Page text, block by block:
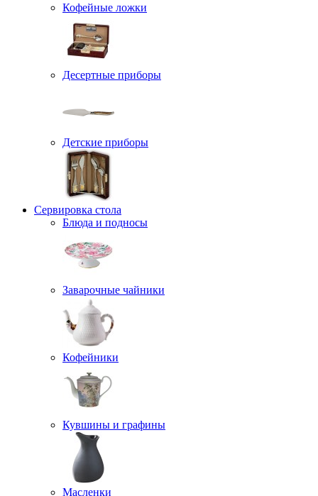
Кофейные ложки
Десертные приборы
Детские приборы
Сервировка стола
Блюда и подносы
Заварочные чайники
Кофейники
Кувшины и графины
Масленки